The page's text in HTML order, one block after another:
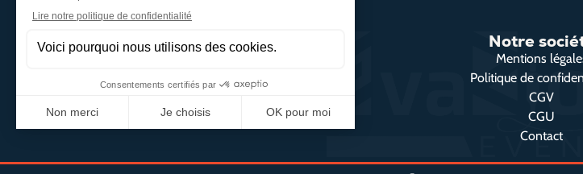
Horaires d'ouverture
Mardi au Vendredi : 9h - 11h30 / 14h - 19h
Dimanche Fermé
Notre
Mentions
Politique de
CGV
CGU
Contact